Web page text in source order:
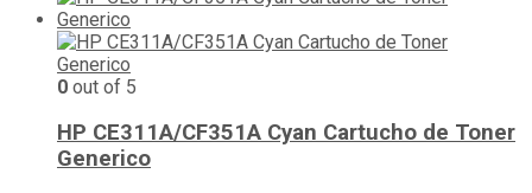
0 out of 5
HP CE311A/CF351A Cyan Cartucho de Toner
Generico